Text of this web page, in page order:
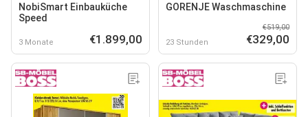
NobiSmart Einbauküche
Speed
3 Monate €1.899,00
GORENJE Waschmaschine
23 Stunden
€519,00
€329,00